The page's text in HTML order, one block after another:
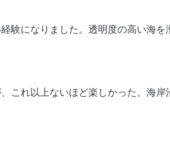
験になりました。透明度の高い海を
これ以上ないほど楽しかった。海岸